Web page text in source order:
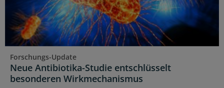
Forschungs-Update
Neue Antibiotika-Studie entschlüsselt
besonderen Wirkmechanismus